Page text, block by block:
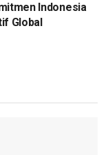
Indonesia
Global